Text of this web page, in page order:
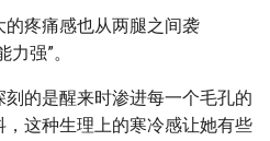
疼痛感也从两腿之间袭
强”。
的是醒来时渗进每一个毛孔的
这种生理上的寒冷感让她有些